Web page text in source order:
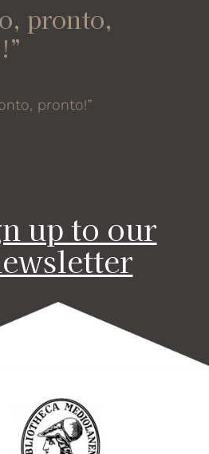
pronto,
pronto!”
up to our